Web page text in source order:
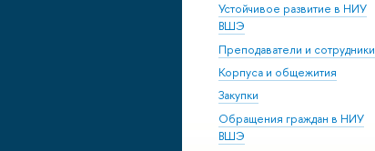
Устойчивое развитие в НИУ
ВШЭ
Преподаватели и сотрудники
Корпуса и общежития
Закупки
Обращения граждан в НИУ
ВШЭ